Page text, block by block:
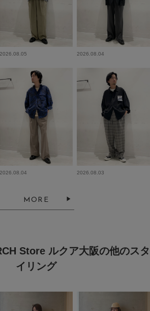
2026.08.05 2026.08.04
2026.08.04 2026.08.03
MORE
Store ルクア大阪の他のスタ
イリング